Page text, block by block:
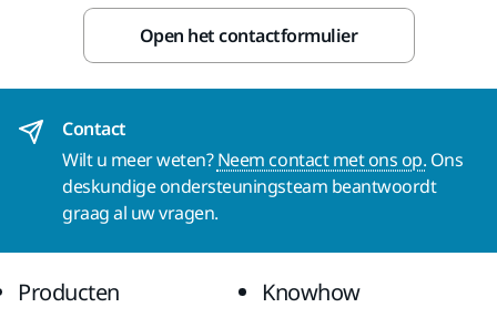
Open het contactformulier
Contact
Wilt u meer weten?Neem contact met ons op. Ons
deskundige ondersteuningsteam beantwoordt
graag al uw vragen.
Producten Knowhow